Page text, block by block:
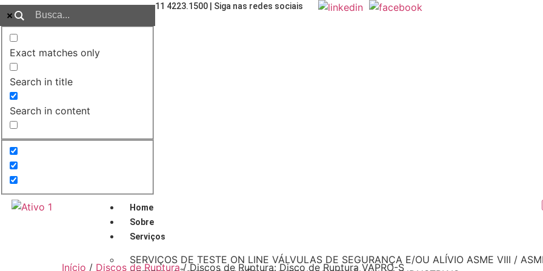
Exact matches only
Search in title
Search in content
11 4223.1500 | Siga nas redes sociais
Home
Sobre
Serviços
SERVIÇOS DE TESTE ON LINE VÁLVULAS DE SEGURANÇA E/OU ALÍVIO ASME VIII /
Início / Discos de Ruptura/ Discos de Ruptura: Disco de Ruptura VAPRO-S